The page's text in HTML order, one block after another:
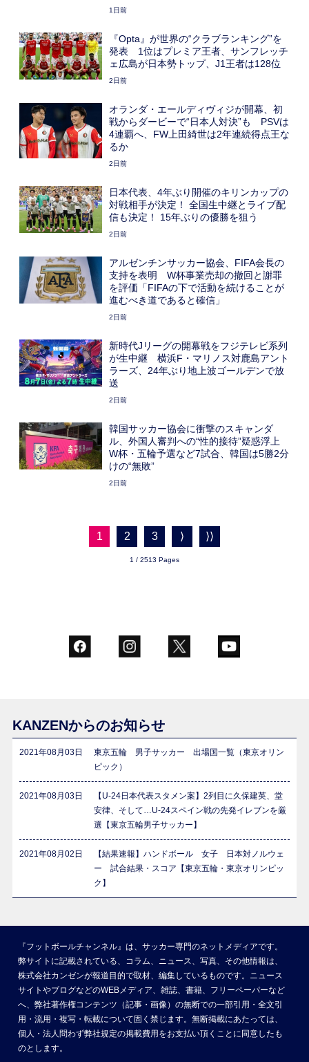
1日前
『Opta』が世界の“クラブランキング”を
発表 1位はプレミア王者、サンフレッチ
ェ広島が日本勢トップ、J1王者は128位
2日前
オランダ・エールディヴィジが開幕、初
戦からダービーで“日本人対決”も PSVは
4連覇へ、FW上田綺世は2年連続得点王な
るか
2日前
日本代表、4年ぶり開催のキリンカップの
対戦相手が決定！ 全国生中継とライブ配
信も決定！ 15年ぶりの優勝を狙う
2日前
アルゼンチンサッカー協会、FIFA会長の
支持を表明 W杯事業売却の撤回と謝罪
を評価「FIFAの下で活動を続けることが
進むべき道であると確信」
2日前
新時代Jリーグの開幕戦をフジテレビ系列
が生中継 横浜F・マリノス対鹿島アント
ラーズ、24年ぶり地上波ゴールデンで放
送
2日前
韓国サッカー協会に衝撃のスキャンダ
ル、外国人審判への“性的接待”疑惑浮上
W杯・五輪予選など7試合、韓国は5勝2分
けの“無敗”
2日前
1 2 3 ⟩ ⟩⟩
1 / 2513 Pages
KANZENからのお知らせ
2021年08月03日
東京五輪 男子サッカー 出場国一覧（東京オリン
ピック）
2021年08月03日
【U-24日本代表スタメン案】2列目に久保建英、堂
安律、そして…U-24スペイン戦の先発イレブンを厳
選【東京五輪男子サッカー】
2021年08月02日
【結果速報】ハンドボール 女子 日本対ノルウェ
ー 試合結果・スコア【東京五輪・東京オリンピッ
ク】
『フットボールチャンネル』は、サッカー専門のネットメディアです。
弊サイトに記載されている、コラム、ニュース、写真、その他情報は、
株式会社カンゼンが報道目的で取材、編集しているものです。ニュース
サイトやブログなどのWEBメディア、雑誌、書籍、フリーペーパーなど
へ、弊社著作権コンテンツ（記事・画像）の無断での一部引用・全文引
用・流用・複写・転載について固く禁じます。無断掲載にあたっては、
個人・法人問わず弊社規定の掲載費用をお支払い頂くことに同意したも
のとします。